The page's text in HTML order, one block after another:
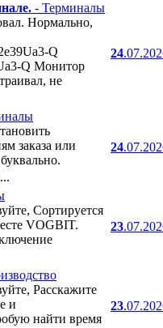
- Терминалы
Нормально,
Q
Q Монитор
не
24
заказа или
24
Сортируется
VOGBIT.
23
Расскажите
и
найти время
23